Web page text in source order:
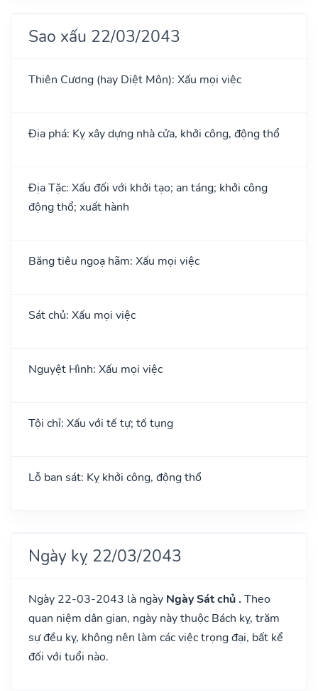
Sao xấu 22/03/2043
Thiên Cương (hay Diệt Môn): Xấu mọi việc
Địa phá: Kỵ xây dựng nhà cửa, khởi công, động thổ
Địa Tặc: Xấu đối với khởi tạo; an táng; khởi công
động thổ; xuất hành
Băng tiêu ngoạ hãm: Xấu mọi việc
Sát chủ: Xấu mọi việc
Nguyệt Hình: Xấu mọi việc
Tội chỉ: Xấu với tế tự; tố tụng
Lỗ ban sát: Kỵ khởi công, động thổ
Ngày kỵ 22/03/2043
Ngày 22-03-2043 là ngày Ngày Sát chủ . Theo
quan niệm dân gian, ngày này thuộc Bách kỵ, trăm
sự đều kỵ, không nên làm các việc trọng đại, bất kể
đối với tuổi nào.